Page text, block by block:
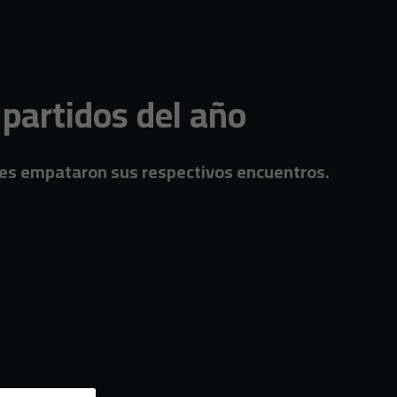
del año
empataron sus respectivos encuentros.